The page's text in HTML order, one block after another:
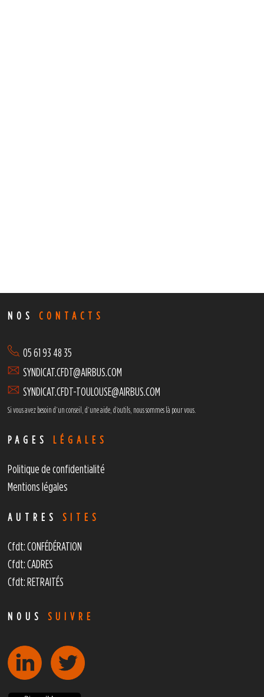
NOSCONTACTS
05 61 93 48 35
SYNDICAT.CFDT@AIRBUS.COM
SYNDICAT.CFDT-TOULOUSE@AIRBUS.COM
Si vous avez besoin d’un conseil, d’une aide, d’outils, nous sommes là pour vous.
PAGES LÉGALES
Politique de confidentialité
Mentions légales
AUTRESSITES
Cfdt: CONFÉDÉRATION
Cfdt: CADRES
Cfdt: RETRAITÉS
NOUSSUIVRE